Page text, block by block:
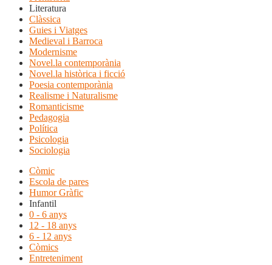
Literatura
Clàssica
Guies i Viatges
Medieval i Barroca
Modernisme
Novel.la contemporània
Novel.la històrica i ficció
Poesia contemporània
Realisme i Naturalisme
Romanticisme
Pedagogia
Política
Psicologia
Sociologia
Còmic
Escola de pares
Humor Gràfic
Infantil
0 - 6 anys
12 - 18 anys
6 - 12 anys
Còmics
Entreteniment